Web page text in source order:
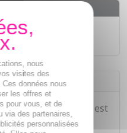
55€
Integral de Lierac est
lissant immédiat
nous
visites des
données nous
les offres et
pour vous, et de
via des partenaires,
personnalisées